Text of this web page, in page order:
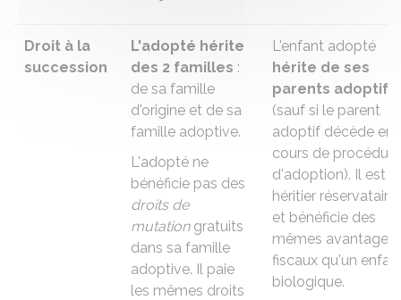
Droit à la
succession
L'adopté hérite
des 2 familles :
de sa famille
d'origine et de sa
famille adoptive.
L'adopté ne
bénéficie pas des
droits de
mutationgratuits
dans sa famille
adoptive. Il paie
les mêmes droits
L'enfant adopté
hérite de ses
parents adoptifs
(sauf si le parent
adoptif décède en
cours de procédure
d'adoption). Il est
héritier réservataire
et bénéficie des
mêmes avantages
fiscaux qu'un
biologique.